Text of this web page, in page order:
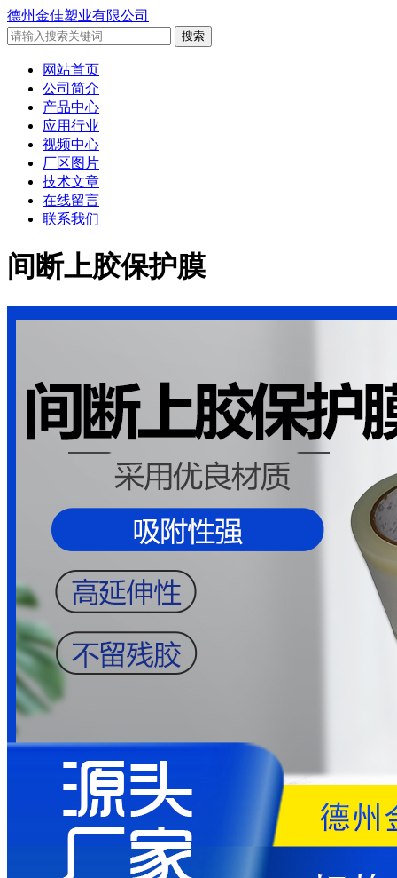
德州金佳塑业有限公司
网站首页
公司简介
产品中心
应用行业
视频中心
厂区图片
技术文章
在线留言
联系我们
间断上胶保护膜